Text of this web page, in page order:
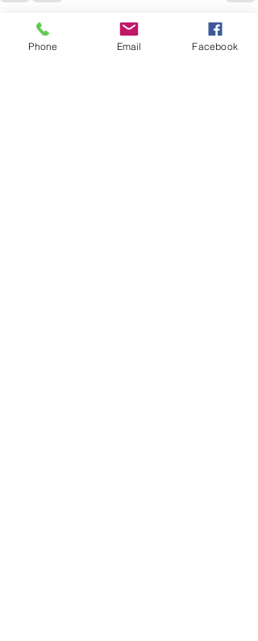
Последни публикации Виж всички
Phone Email Facebook